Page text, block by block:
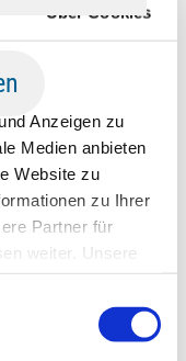
Über Cookies
Anzeigen zu
Medien anbieten
Website zu
zu Ihrer
Partner für
weiter. Unsere
mit
bereitgestellt
der Dienste
Marktplatz direkt